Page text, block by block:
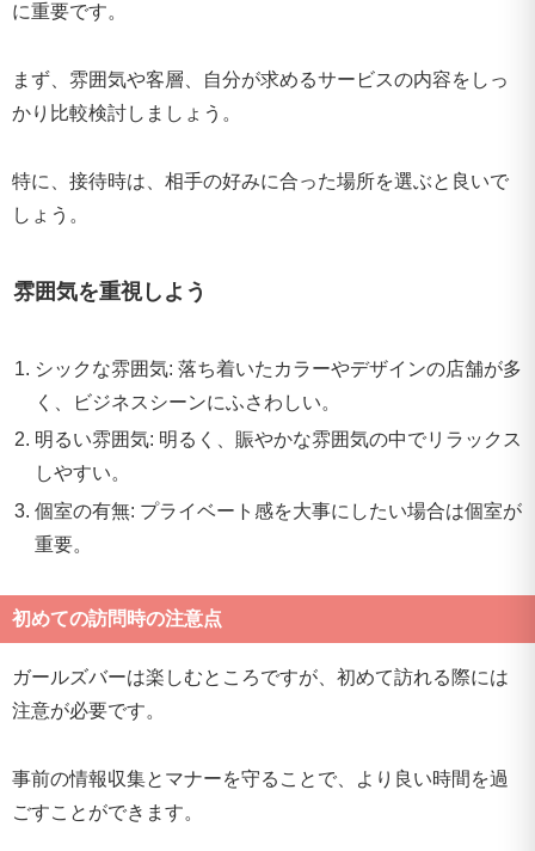
に重要です。
まず、雰囲気や客層、自分が求めるサービスの内容をしっ
かり比較検討しましょう。
特に、接待時は、相手の好みに合った場所を選ぶと良いで
しょう。
雰囲気を重視しよう
シックな雰囲気: 落ち着いたカラーやデザインの店舗が多
く、ビジネスシーンにふさわしい。
明るい雰囲気: 明るく、賑やかな雰囲気の中でリラックス
しやすい。
個室の有無: プライベート感を大事にしたい場合は個室が
重要。
初めての訪問時の注意点
ガールズバーは楽しむところですが、初めて訪れる際には
注意が必要です。
事前の情報収集とマナーを守ることで、より良い時間を過
ごすことができます。